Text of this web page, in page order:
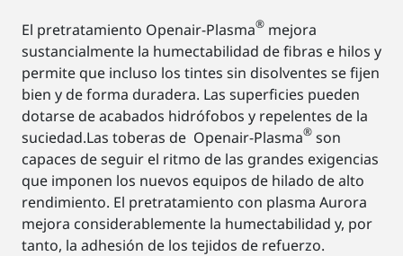
El pretratamiento Openair-Plasma® mejora
sustancialmente la humectabilidad de fibras e hilos y
permite que incluso los tintes sin disolventes se fijen
bien y de forma duradera. Las superficies pueden
dotarse de acabados hidrófobos y repelentes de la
suciedad.Las toberas de Openair-Plasma® son
capaces de seguir el ritmo de las grandes exigencias
que imponen los nuevos equipos de hilado de alto
rendimiento. El pretratamiento con plasma Aurora
mejora considerablemente la humectabilidad y, por
tanto, la adhesión de los tejidos de refuerzo.